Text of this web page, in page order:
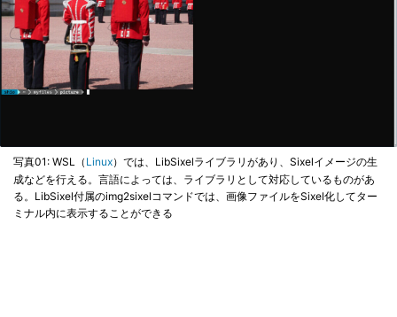
写真01: WSL（ Linux）では、LibSixelライブラリがあり、Sixelイメージの生
成などを行える。言語によっては、ライブラリとして対応しているものがあ
る。LibSixel付属のimg2sixelコマンドでは、画像ファイルをSixel化してター
ミナル内に表示することができる